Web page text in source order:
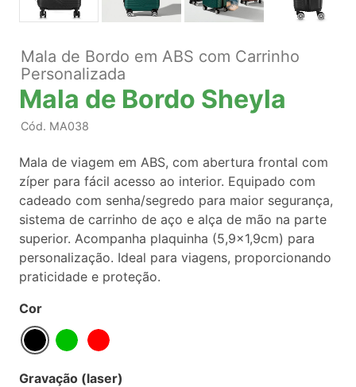
Mala de Bordo em ABS com Carrinho
Personalizada
Mala de Bordo Sheyla
Cód. MA038
Mala de viagem em ABS, com abertura frontal com
zíper para fácil acesso ao interior. Equipado com
cadeado com senha/segredo para maior segurança,
sistema de carrinho de aço e alça de mão na parte
superior. Acompanha plaquinha (5,9x1,9cm) para
personalização. Ideal para viagens, proporcionando
praticidade e proteção.
Cor
Gravação (laser)